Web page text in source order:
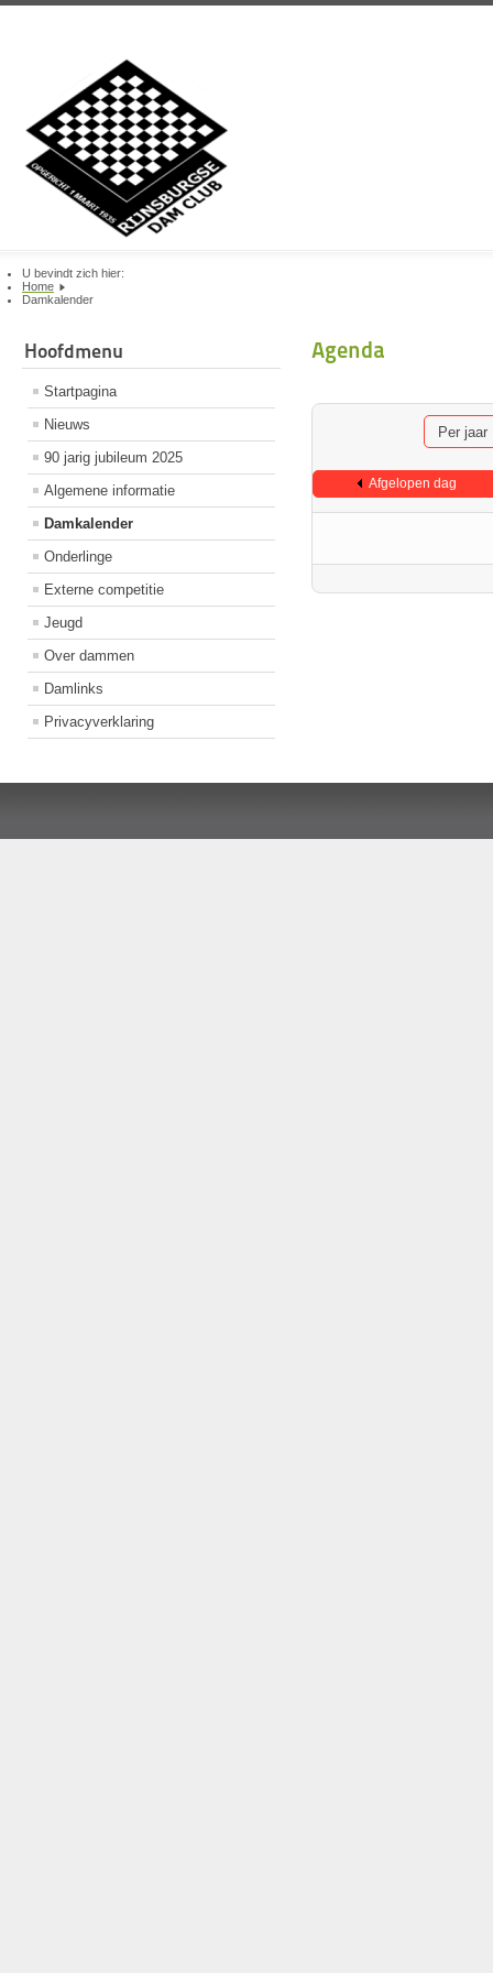
U bevindt zich hier:
Home
Damkalender
Hoofdmenu
Startpagina
Nieuws
90 jarig jubileum 2025
Algemene informatie
Damkalender
Onderlinge
Externe competitie
Jeugd
Over dammen
Damlinks
Privacyverklaring
Agenda
Per jaar
Afgelopen dag